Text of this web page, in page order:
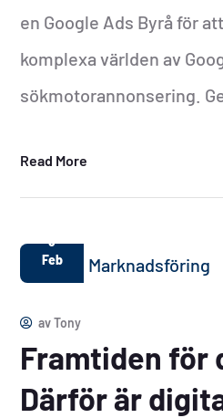
en Google Ads Byrå för
komplexa världen av
sökmotorannonsering.
Read More
3
Feb
avTony
Framtiden
Därför är